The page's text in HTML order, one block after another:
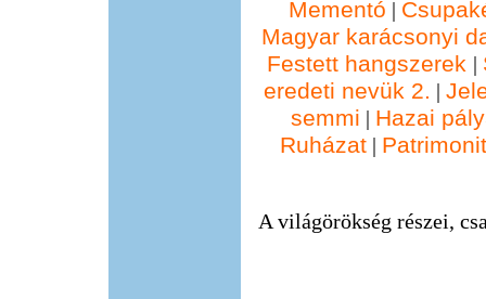
Mementó |
Magyar karácsonyi
Festett hangszerek |
eredeti nevük 2. |
semmi | Hazai
Ruházat |
A világörökség részei,